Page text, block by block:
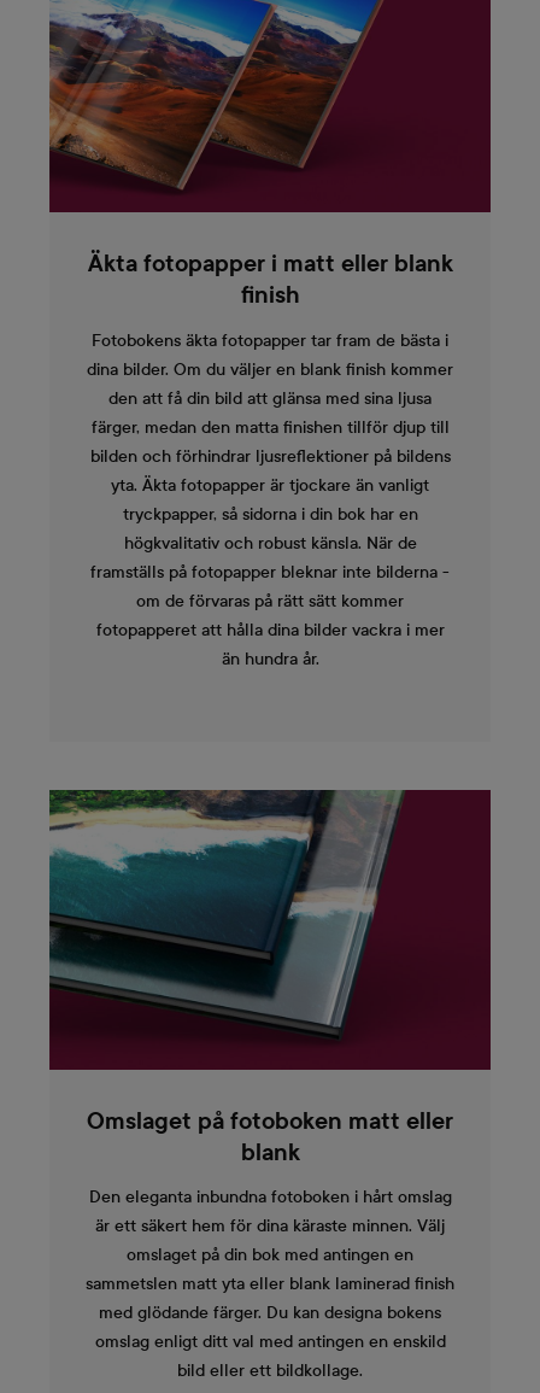
Äkta fotopapper i matt eller blank
finish
Fotobokens äkta fotopapper tar fram de bästa i
dina bilder. Om du väljer en blank finish kommer
den att få din bild att glänsa med sina ljusa
färger, medan den matta finishen tillför djup till
bilden och förhindrar ljusreflektioner på bildens
yta. Äkta fotopapper är tjockare än vanligt
tryckpapper, så sidorna i din bok har en
högkvalitativ och robust känsla. När de
framställs på fotopapper bleknar inte bilderna -
om de förvaras på rätt sätt kommer
fotopapperet att hålla dina bilder vackra i mer
än hundra år.
Omslaget på fotoboken matt eller
blank
Den eleganta inbundna fotoboken i hårt omslag
är ett säkert hem för dina käraste minnen. Välj
omslaget på din bok med antingen en
sammetslen matt yta eller blank laminerad finish
med glödande färger. Du kan designa bokens
omslag enligt ditt val med antingen en enskild
bild eller ett bildkollage.